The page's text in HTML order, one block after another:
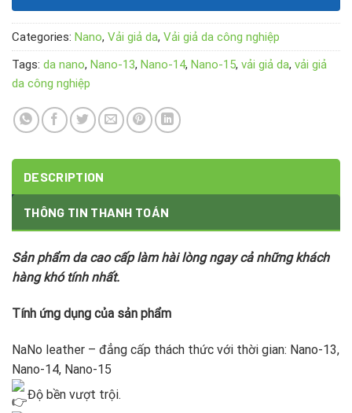
Categories: Nano, Vải giả da, Vải giả da công nghiệp
Tags: da nano, Nano-13, Nano-14, Nano-15, vải giả da, vải giả
da công nghiệp
DESCRIPTION
THÔNG TIN THANH TOÁN
Sản phẩm da cao cấp làm hài lòng ngay cả những khách
hàng khó tính nhất.
Tính ứng dụng của sản phẩm
NaNo leather – đẳng cấp thách thức với thời gian: Nano-13,
Nano-14, Nano-15
Độ bền vượt trội.